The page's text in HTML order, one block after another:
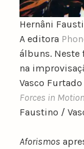
Hernâni
A editora
álbuns. Neste
na
Vasco
Forces in Motion
Faustino /
Aforismos